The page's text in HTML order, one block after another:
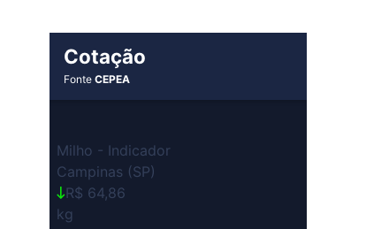
Cotação
FonteCEPEA
Milho - Indicador
Campinas (SP)
R$ 64,86
kg